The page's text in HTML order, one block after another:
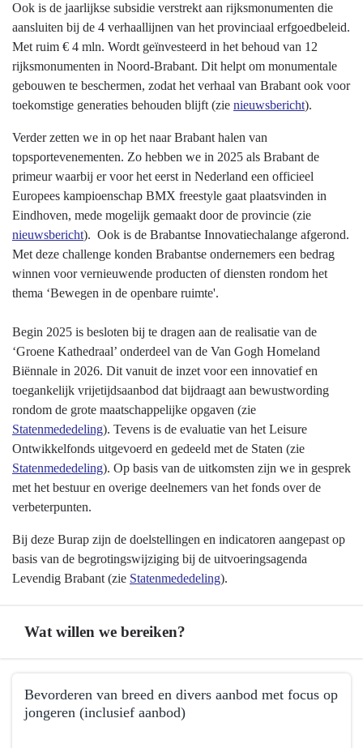
Ook is de jaarlijkse subsidie verstrekt aan rijksmonumenten die
aansluiten bij de 4 verhaallijnen van het provinciaal erfgoedbeleid.
Met ruim € 4 mln. Wordt geïnvesteerd in het behoud van 12
rijksmonumenten in Noord-Brabant. Dit helpt om monumentale
gebouwen te beschermen, zodat het verhaal van Brabant ook voor
toekomstige generaties behouden blijft (zie nieuwsbericht).
Verder zetten we in op het naar Brabant halen van
topsportevenementen. Zo hebben we in 2025 als Brabant de
primeur waarbij er voor het eerst in Nederland een officieel
Europees kampioenschap BMX freestyle gaat plaatsvinden in
Eindhoven, mede mogelijk gemaakt door de provincie (zie
nieuwsbericht). Ook is de Brabantse Innovatiechalange afgerond.
Met deze challenge konden Brabantse ondernemers een bedrag
winnen voor vernieuwende producten of diensten rondom het
thema ‘Bewegen in de openbare ruimte'.
Begin 2025 is besloten bij te dragen aan de realisatie van de
‘Groene Kathedraal’ onderdeel van de Van Gogh Homeland
Biënnale in 2026. Dit vanuit de inzet voor een innovatief en
toegankelijk vrijetijdsaanbod dat bijdraagt aan bewustwording
rondom de grote maatschappelijke opgaven (zie
Statenmededeling). Tevens is de evaluatie van het Leisure
Ontwikkelfonds uitgevoerd en gedeeld met de Staten (zie
Statenmededeling). Op basis van de uitkomsten zijn we in gesprek
met het bestuur en overige deelnemers van het fonds over de
verbeterpunten.
Bij deze Burap zijn de doelstellingen en indicatoren aangepast op
basis van de begrotingswijziging bij de uitvoeringsagenda
Levendig Brabant (zie Statenmededeling).
Wat willen we bereiken?
navigatie
Bevorderen van breed en divers aanbod met focus op
jongeren (inclusief aanbod)